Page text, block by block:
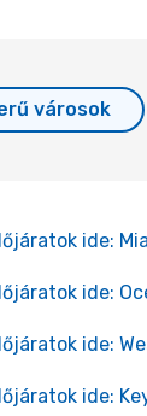
városok
ide:
ide:
ide:
ide: